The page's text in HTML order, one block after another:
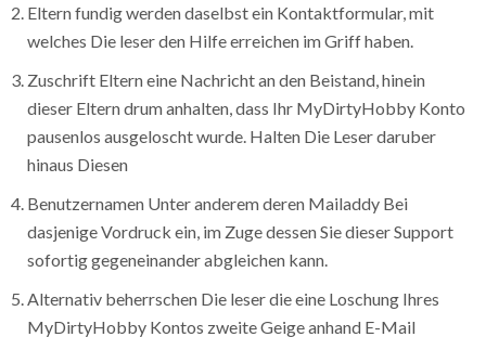
Eltern fundig werden daselbst ein Kontaktformular, mit
welches Die leser den Hilfe erreichen im Griff haben.
Zuschrift Eltern eine Nachricht an den Beistand, hinein
dieser Eltern drum anhalten, dass Ihr MyDirtyHobby Konto
pausenlos ausgeloscht wurde. Halten Die Leser daruber
hinaus Diesen
Benutzernamen Unter anderem deren Mailaddy Bei
dasjenige Vordruck ein, im Zuge dessen Sie dieser Support
sofortig gegeneinander abgleichen kann.
Alternativ beherrschen Die leser die eine Loschung Ihres
MyDirtyHobby Kontos zweite Geige anhand E-Mail